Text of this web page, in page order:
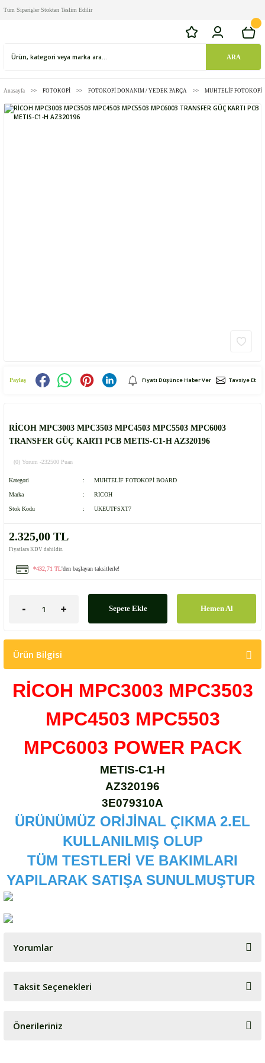
Tüm Siparişler Stoktan Teslim Edilir
ARA
Anasayfa FOTOKOPİ FOTOKOPİ DONANIM / YEDEK PARÇA MUHTELİF FOTOKOPİ
Paylaş Fiyatı Düşünce Haber Ver Tavsiye Et
RİCOH MPC3003 MPC3503 MPC4503 MPC5503 MPC6003
TRANSFER GÜÇ KARTI PCB METIS-C1-H AZ320196
(0) Yorum -232500 Puan
Kategori MUHTELİF FOTOKOPİ BOARD
Marka RICOH
Stok Kodu UKEUTFSXT7
2.325,00 TL
Fiyatlara KDV dahildir.
*432,71 TL'den başlayan taksitlerle!
Sepete Ekle Hemen Al
Ürün Bilgisi
RİCOH MPC3003 MPC3503
MPC4503 MPC5503
MPC6003 POWER PACK
METIS-C1-H
AZ320196
3E079310A
ÜRÜNÜMÜZ ORİJİNAL ÇIKMA 2.EL
KULLANILMIŞ OLUP
TÜM TESTLERİ VE BAKIMLARI
YAPILARAK SATIŞA SUNULMUŞTUR
Yorumlar
Bu ürüne ilk yorumu siz yapın!
Taksit Seçenekleri
Önerileriniz